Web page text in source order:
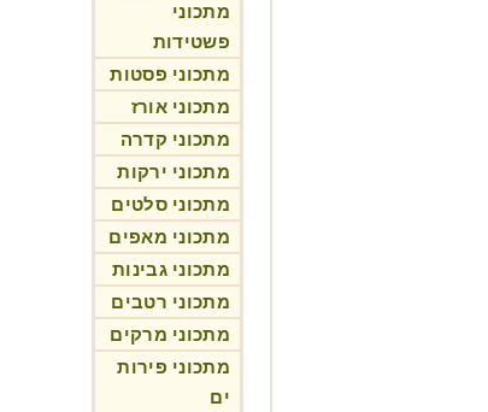
מתכוני
פשטידות
מתכוני פסטות
מתכוני אורז
מתכוני קדרה
מתכוני ירקות
מתכוני סלטים
מתכוני מאפים
מתכוני גבינות
מתכוני רטבים
מתכוני מרקים
מתכוני פירות
ים